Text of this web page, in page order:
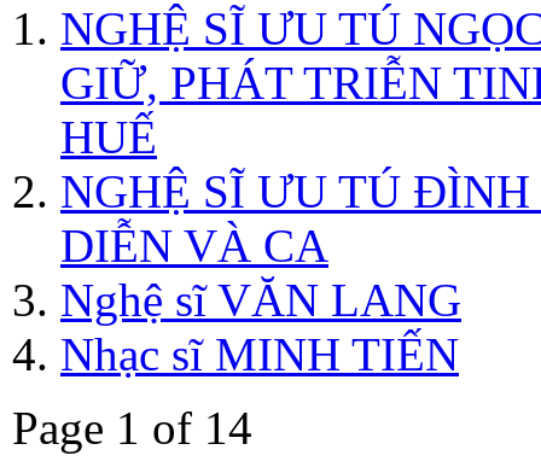
NGHỆ SĨ ƯU TÚ
GIỮ, PHÁT TRIỄN
HUẾ
NGHỆ SĨ ƯU TÚ
DIỄN VÀ CA
Nghệ sĩ VĂN LANG
Nhạc sĩ MINH TIẾN
Page 1 of 14